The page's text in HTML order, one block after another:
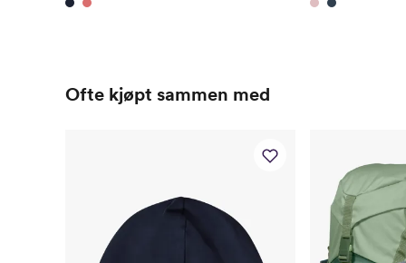
Ofte kjøpt sammen med